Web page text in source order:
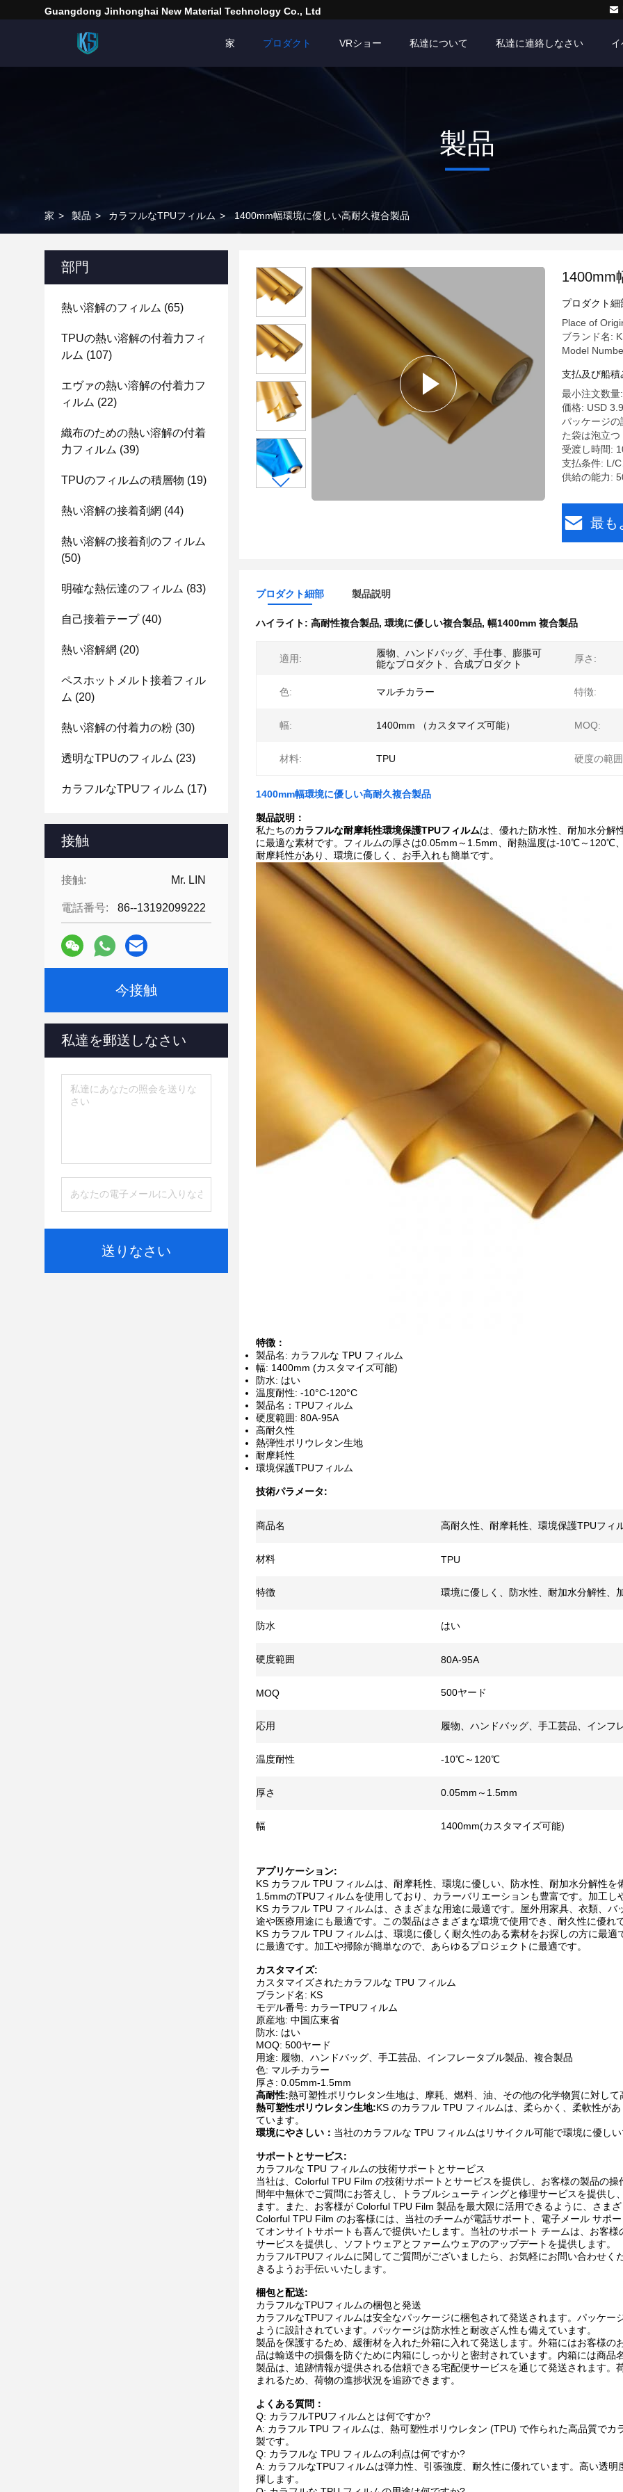
Guangdong Jinhonghai New Material Technology Co., Ltd
家 プロダクト VRショー 私達について 私達に連絡しなさい
製品
家 > 製品 > カラフルなTPUフィルム > 1400mm幅環境に優しい高耐久複合製品
部門
熱い溶解のフィルム (65)
TPUの熱い溶解の付着力フィ
ルム (107)
エヴァの熱い溶解の付着力フ
ィルム (22)
織布のための熱い溶解の付着
力フィルム (39)
TPUのフィルムの積層物 (19)
熱い溶解の接着剤網 (44)
熱い溶解の接着剤のフィルム
(50)
明確な熱伝達のフィルム (83)
自己接着テープ(40)
熱い溶解網 (20)
ペスホットメルト接着フィル
ム (20)
熱い溶解の付着力の粉 (30)
透明なTPUのフィルム (23)
カラフルなTPUフィルム (17)
接触
接触: Mr. LIN
電話番号: 86--13192099222
今接触
私達を郵送しなさい
送りなさい
1400mm
プロダクト細
Place of
ブランド名:
Model
支払及び船積
最小注文数
価格: USD
パッケージ
た袋は泡立つ
受渡し時間:
支払条件: L/
供給の能力:
最も
プロダクト細部 製品説明
ハイライト: 高耐性複合製品, 環境に優しい複合製品, 幅1400mm 複合製品
適用:
履物、ハンドバッグ、手仕事、膨脹可
能なプロダクト、合成プロダクト
厚さ:
色: マルチカラー 特徴:
幅: 1400mm （カスタマイズ可能） MOQ:
材料: TPU 硬度の範
1400mm幅環境に優しい高耐久複合製品
製品説明：
私たちのカラフルな耐摩耗性環境保護TPUフィルムは、優れた防水性、耐加水分解
に最適な素材です。フィルムの厚さは0.05mm～1.5mm、耐熱温度は-10℃～120℃
耐摩耗性があり、環境に優しく、お手入れも簡単です。
特徴：
製品名: カラフルな TPU フィルム
幅: 1400mm (カスタマイズ可能)
防水: はい
温度耐性: -10°C-120°C
製品名：TPUフィルム
硬度範囲: 80A-95A
高耐久性
熱弾性ポリウレタン生地
耐摩耗性
環境保護TPUフィルム
技術パラメータ:
商品名 高耐久性、耐摩耗性、環境保護TPUフィ
材料 TPU
特徴 環境に優しく、防水性、耐加水分解性、
防水 はい
硬度範囲 80A-95A
MOQ 500ヤード
応用 履物、ハンドバッグ、手工芸品、インフ
温度耐性 -10℃～120℃
厚さ 0.05mm～1.5mm
幅 1400mm(カスタマイズ可能)
アプリケーション:
KS カラフル TPU フィルムは、耐摩耗性、環境に優しい、防水性、耐加水分解性
1.5mmのTPUフィルムを使用しており、カラーバリエーションも豊富です。加工し
KS カラフル TPU フィルムは、さまざまな用途に最適です。屋外用家具、衣類、
途や医療用途にも最適です。この製品はさまざまな環境で使用でき、耐久性に優れ
KS カラフル TPU フィルムは、環境に優しく耐久性のある素材をお探しの方に最
に最適です。加工や掃除が簡単なので、あらゆるプロジェクトに最適です。
カスタマイズ:
カスタマイズされたカラフルな TPU フィルム
ブランド名: KS
モデル番号: カラーTPUフィルム
原産地: 中国広東省
防水: はい
MOQ: 500ヤード
用途: 履物、ハンドバッグ、手工芸品、インフレータブル製品、複合製品
色: マルチカラー
厚さ: 0.05mm-1.5mm
高耐性:熱可塑性ポリウレタン生地は、摩耗、燃料、油、その他の化学物質に対し
熱可塑性ポリウレタン生地:KS のカラフル TPU フィルムは、柔らかく、柔軟性が
ています。
環境にやさしい： 当社のカラフルな TPU フィルムはリサイクル可能で環境に優し
サポートとサービス:
カラフルな TPU フィルムの技術サポートとサービス
当社は、Colorful TPU Film の技術サポートとサービスを提供し、お客様の製品の
間年中無休でご質問にお答えし、トラブルシューティングと修理サービスを提供
ます。また、お客様が Colorful TPU Film 製品を最大限に活用できるように、さま
Colorful TPU Film のお客様には、当社のチームが電話サポート、電子メール サポ
てオンサイトサポートも喜んで提供いたします。当社のサポート チームは、お客
サービスを提供し、ソフトウェアとファームウェアのアップデートを提供します。
カラフルTPUフィルムに関してご質問がございましたら、お気軽にお問い合わせ
きるようお手伝いいたします。
梱包と配送:
カラフルなTPUフィルムの梱包と発送
カラフルなTPUフィルムは安全なパッケージに梱包されて発送されます。パッケ
ように設計されています。パッケージは防水性と耐改ざん性も備えています。
製品を保護するため、緩衝材を入れた外箱に入れて発送します。外箱にはお客様
品は輸送中の損傷を防ぐために内箱にしっかりと密封されています。内箱には商品
製品は、追跡情報が提供される信頼できる宅配便サービスを通じて発送されます
まれるため、荷物の進捗状況を追跡できます。
よくある質問：
Q: カラフルTPUフィルムとは何ですか?
A: カラフル TPU フィルムは、熱可塑性ポリウレタン (TPU) で作られた高品質で
製です。
Q: カラフルな TPU フィルムの利点は何ですか?
A: カラフルなTPUフィルムは弾力性、引張強度、耐久性に優れています。高い透
揮します。